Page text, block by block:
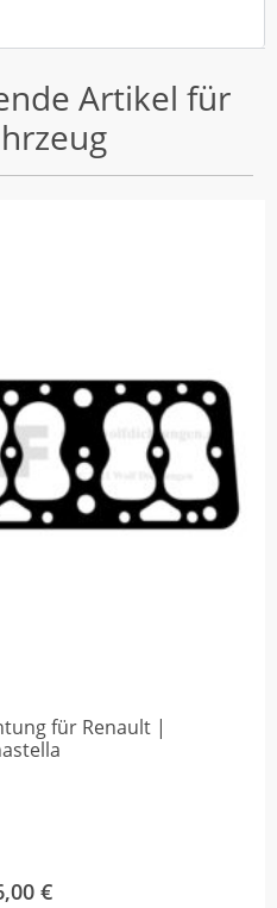
Artikel für
für Renault |
€